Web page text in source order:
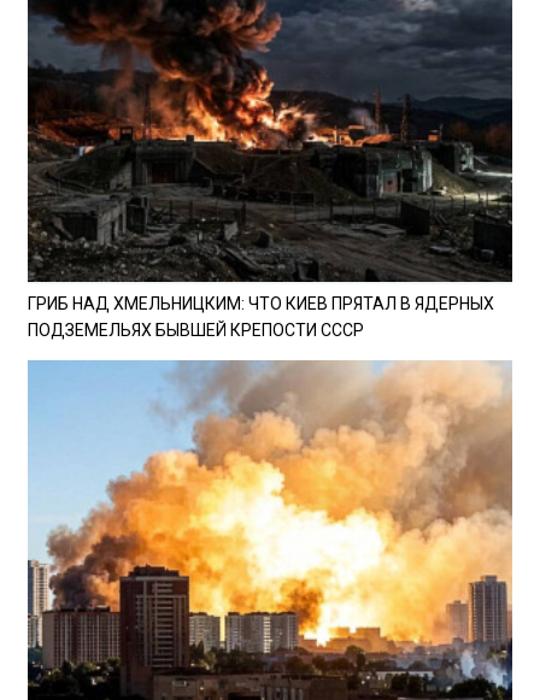
ГРИБ НАД ХМЕЛЬНИЦКИМ: ЧТО КИЕВ ПРЯТАЛ В ЯДЕРНЫХ
ПОДЗЕМЕЛЬЯХ БЫВШЕЙ КРЕПОСТИ СССР